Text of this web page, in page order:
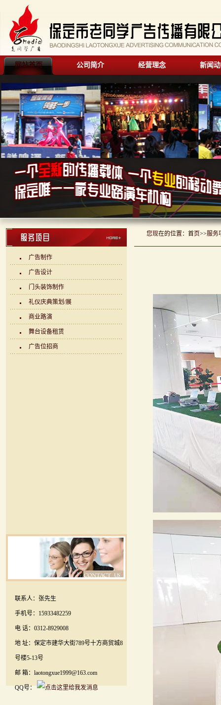
网站首页 公司简介 经营理念 新闻
广告制作
广告设计
门头装饰制作
礼仪庆典策划/展
商业路演
舞台设备租赁
广告位招商
联系人：张先生
手机号：15933482259
电 话：0312-8929008
地 址：保定市建华大街789号十方商贸城8
号楼5-13号
邮 箱：laotongxue1999@163.com
QQ号：
您现在的位置： 首页>>服务